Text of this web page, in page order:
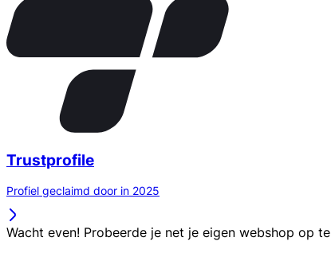
Trustprofile
Profiel geclaimd door in 2025
Wacht even! Probeerde je net je eigen webshop op